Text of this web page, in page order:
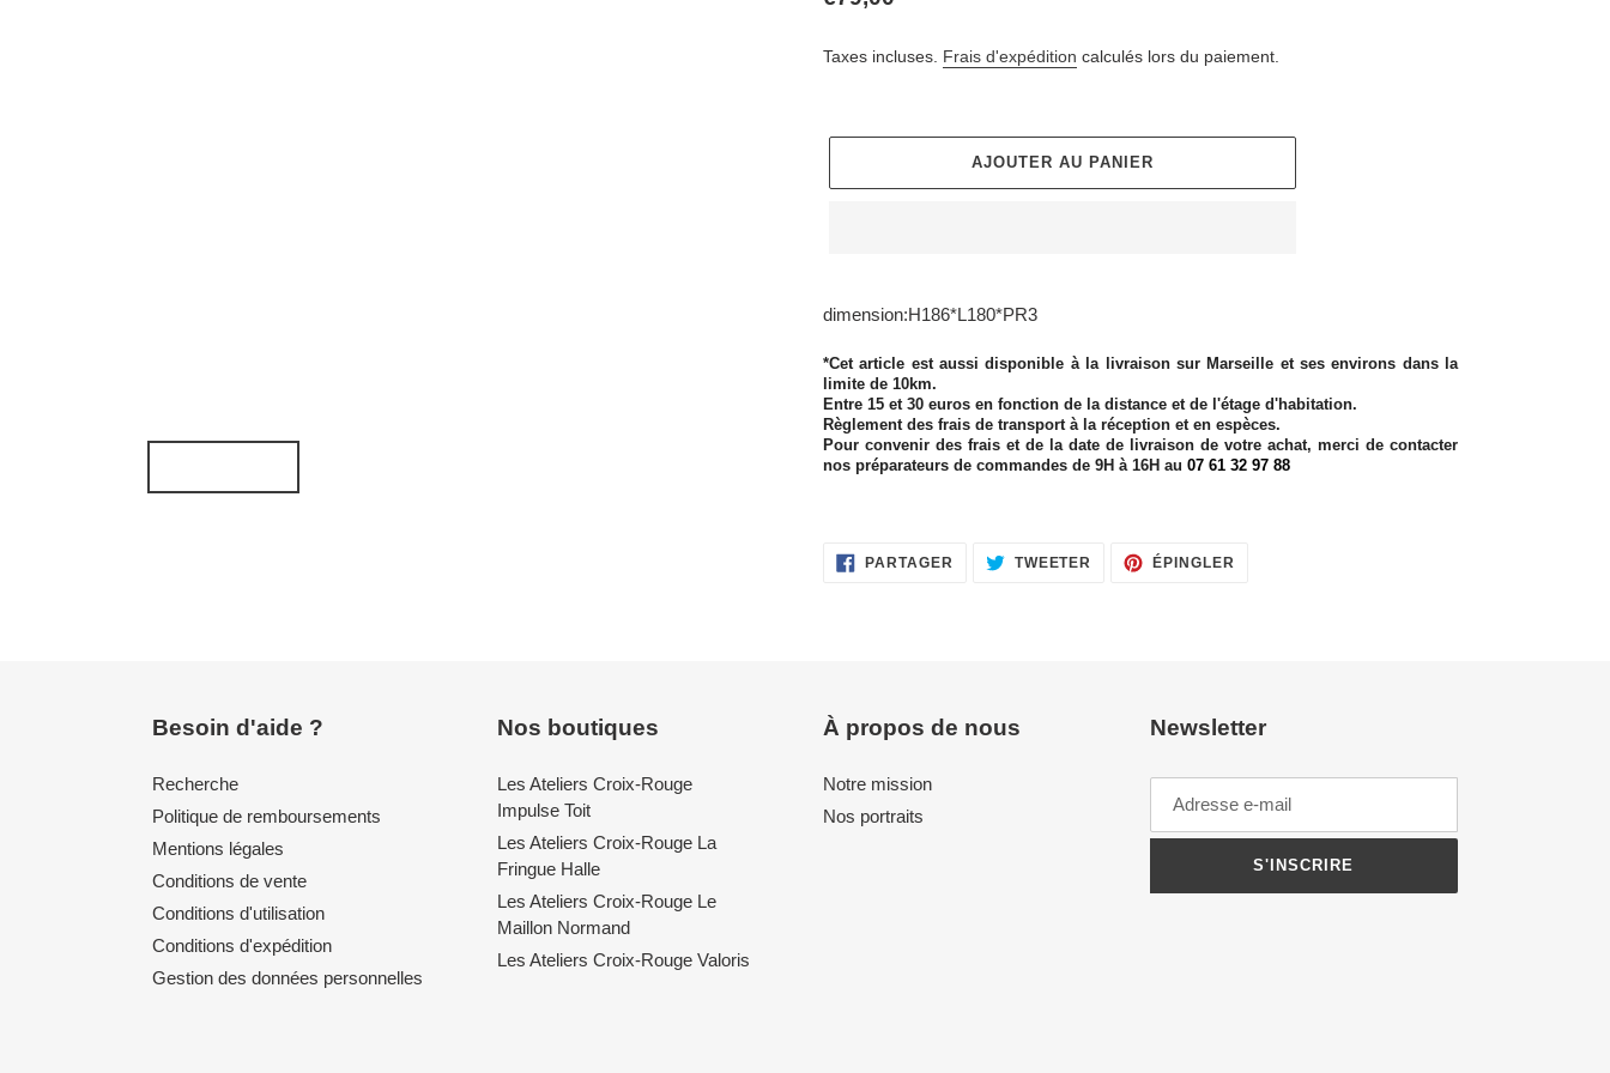
Taxes incluses. Frais d'expédition calculés lors du paiement.
AJOUTER AU PANIER
d'un
à
votre
panier
dimension:H186*L180*PR3
*Cet article est aussi disponible à la livraison sur Marseille et ses environs dans la
limite de 10km.
Entre 15 et 30 euros en fonction de la distance et de l'étage d'habitation.
Règlement des frais de transport à la réception et en espèces.
Pour convenir des frais et de la date de livraison de votre achat, merci de contacter
nos préparateurs de commandes de 9H à 16H au 07 61 32 97 88
PARTAGER PARTAGER
SUR
TWEETER TWEETER
SUR
ÉPINGLER
Besoin d'aide ?
Recherche
Politique de remboursements
Mentions légales
Conditions de vente
Conditions d'utilisation
Conditions d'expédition
Gestion des données personnelles
Nos boutiques
Les Ateliers Croix-Rouge
Impulse Toit
Les Ateliers Croix-Rouge La
Fringue Halle
Les Ateliers Croix-Rouge Le
Maillon Normand
Les Ateliers Croix-Rouge Valoris
À propos de nous
Notre mission
Nos portraits
Newsletter
S'INSCRIRE